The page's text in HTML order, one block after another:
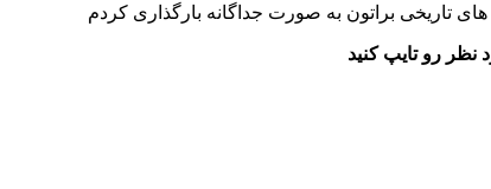
تاریخی براتون به صورت جداگانه بارگذاری کردم
نظر رو تایپ کنید